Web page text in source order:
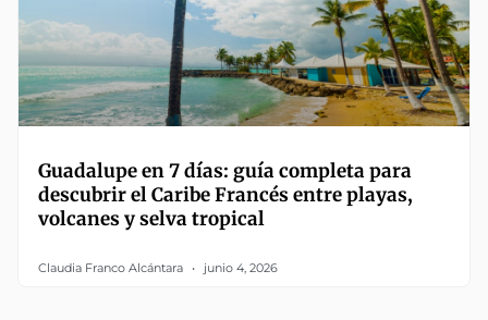
Guadalupe en 7 días: guía completa para
descubrir el Caribe Francés entre playas,
volcanes y selva tropical
Claudia Franco Alcántara junio 4, 2026